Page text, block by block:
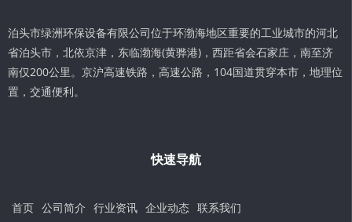
泊头市绿洲环保设备有限公司位于环渤海地区重要的工业城市的河北
省泊头市，北依京津，东临渤海(黄骅港)，西距省会石家庄，南至济
南仅200公里。京沪高速铁路，高速公路，104国道贯穿本市，地理位
置，交通便利。
快速导航
首页 公司简介 行业资讯 企业动态 联系我们